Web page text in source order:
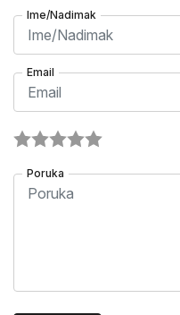
Ime/Nadimak
Email
Poruka